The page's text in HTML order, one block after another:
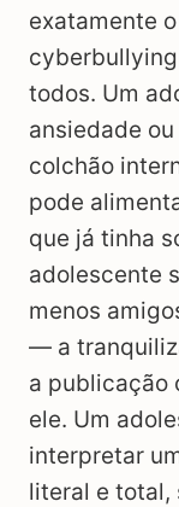
exatamente
todos. Um
ansiedade
colchão
pode
que já tinha
adolescente
menos
— a
a publicação
ele. Um
interpretar
literal e total,